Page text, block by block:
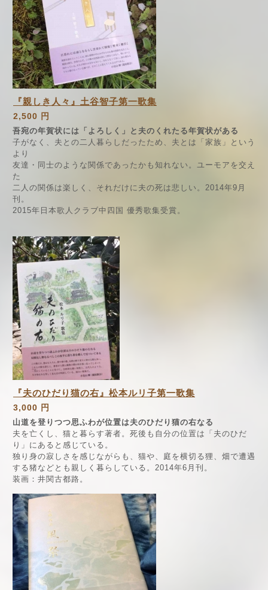
『親しき人々』土谷智子第一歌集
2,500 円
吾宛の年賀状には「よろしく」と夫のくれたる年賀状がある
子がなく、夫との二人暮らしだったため、夫とは「家族」という
より
友達・同士のような関係であったかも知れない。ユーモアを交え
た
二人の関係は楽しく、それだけに夫の死は悲しい。2014年9月
刊。
2015年日本歌人クラブ中四国 優秀歌集受賞。
『夫のひだり猫の右』松本ルリ子第一歌集
3,000 円
山道を登りつつ思ふわが位置は夫のひだり猫の右なる
夫を亡くし、猫と暮らす著者。死後も自分の位置は「夫のひだ
り」にあると感じている。
独り身の寂しさを感じながらも、猫や、庭を横切る狸、畑で遭遇
する猪などとも親しく暮らしている。2014年6月刊。
装画：井関古都路。